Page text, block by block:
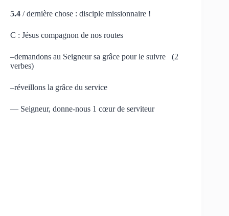
5.4 / dernière chose : disciple missionnaire !
C : Jésus compagnon de nos routes
–demandons au Seigneur sa grâce pour le suivre (2
verbes)
–réveillons la grâce du service
— Seigneur, donne-nous 1 cœur de serviteur